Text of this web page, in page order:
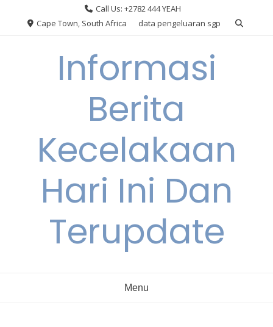
Call Us: +2782 444 YEAH
Cape Town, South Africa
data pengeluaran sgp
Informasi
Berita
Kecelakaan
Hari Ini Dan
Terupdate
Menu